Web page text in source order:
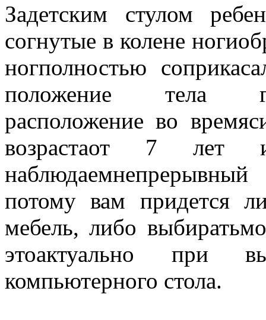
Задетским стулом
согнутые в колене
ногполностью
положение тела
расположение во
возрастаот 7
потому вам придется
мебель, либо
этоактуально при
компьютерного стола.